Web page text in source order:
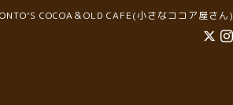
COCOA＆OLD CAFE(小さなココア屋さん)